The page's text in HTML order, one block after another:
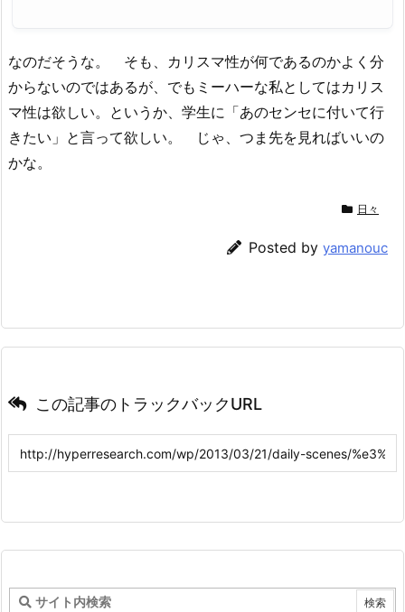
なのだそうな。 そも、カリスマ性が何であるのかよく分
からないのではあるが、でもミーハーな私としてはカリス
マ性は欲しい。というか、学生に「あのセンセに付いて行
きたい」と言って欲しい。 じゃ、つま先を見ればいいの
かな。
日々
Posted by yamanouc
この記事のトラックバックURL